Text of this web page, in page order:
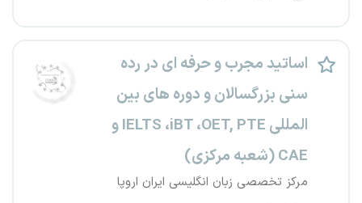
اساتید مجرب و حرفه ای در رده
سنی بزرگسالان و دوره های بین
المللی IELTS ،iBT ،OET, PTE و
CAE (شعبه مرکزی)
مرکز تخصصی زبان انگلیسی ایران اروپا